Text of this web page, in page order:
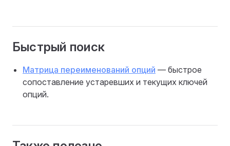
Быстрый поиск
Матрица переименований опций — быстрое
сопоставление устаревших и текущих ключей
опций.